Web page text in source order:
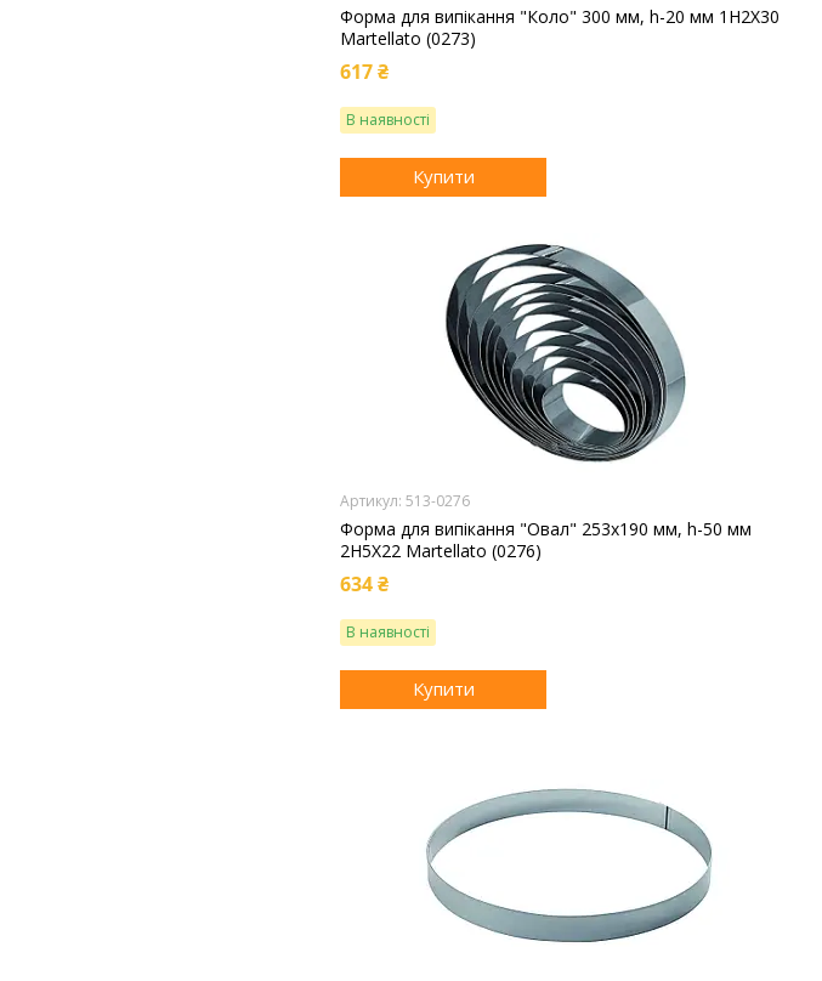
Форма для випікання "Коло" 300 мм, h-20 мм 1H2X30
Martellato (0273)
617 ₴
В наявності
Купити
513-0276
Форма для випікання "Овал" 253х190 мм, h-50 мм
2H5X22 Martellato (0276)
634 ₴
В наявності
Купити